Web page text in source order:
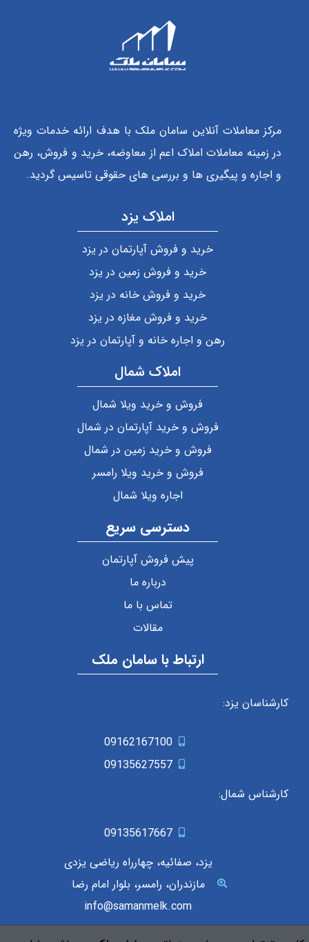
مرکز معاملات آنلاین سامان ملک با هدف ارائه خدمات ویژه
در زمینه معاملات املاک اعم از معاوضه، خرید و فروش، رهن
و اجاره و پیگیری ها و بررسی های حقوقی تاسیس گردید.
املاک یزد
خرید و فروش آپارتمان در یزد
خرید و فروش زمین در یزد
خرید و فروش خانه در یزد
خرید و فروش مغازه در یزد
رهن و اجاره خانه و آپارتمان در یزد
املاک شمال
فروش و خرید ویلا شمال
فروش و خرید آپارتمان در شمال
فروش و خرید زمین در شمال
فروش و خرید ویلا رامسر
اجاره ویلا شمال
دسترسی سریع
پیش فروش آپارتمان
درباره ما
تماس با ما
مقالات
ارتباط با سامان ملک
کارشناسان یزد:
09162167100
09135627557
کارشناس شمال:
09135617667
یزد، صفائیه، چهارراه ریاضی یزدی
مازندران، رامسر، بلوار امام رضا
info@samanmelk.com